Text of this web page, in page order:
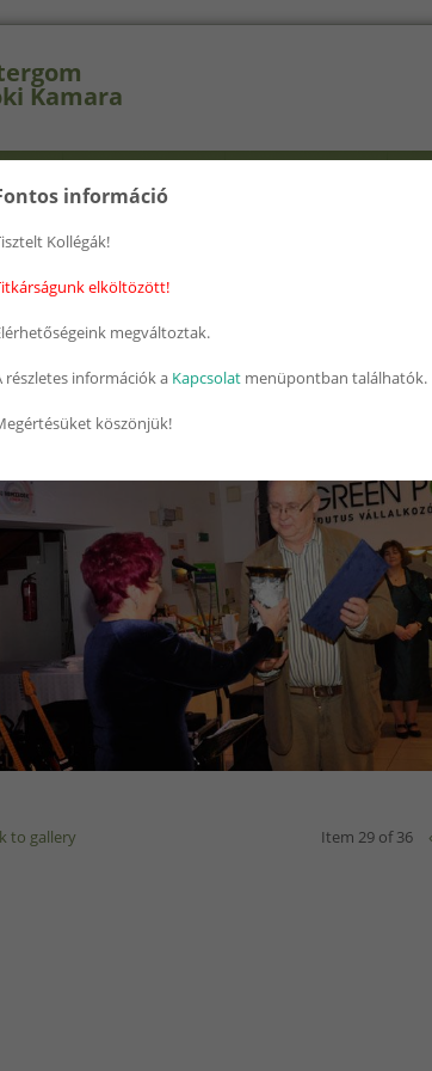
Kamara
hely
Mernokbal 31
to gallery Item 29 of 36
információ
Kollégák!
elköltözött!
megváltoztak.
részletes információk a Kapcsolat menüpontban találhatók.
köszönjük!